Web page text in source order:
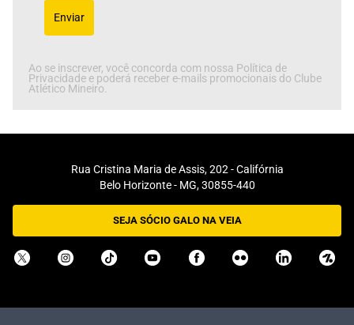
Enviar
Ao se inscrever, você concorda com nossa Política de
Privacidade e poderá receber e-mails promocionais do Clube
Atlético Mineiro.
Rua Cristina Maria de Assis, 202 - Califórnia
Belo Horizonte - MG, 30855-440
SEJA SÓCIO GALO NA VEIA